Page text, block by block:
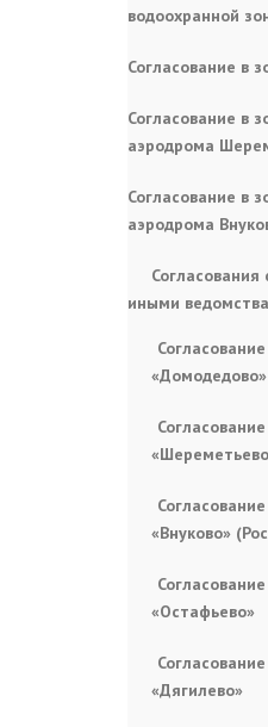
водоохранной
Согласование в
Согласование в
аэродрома
Согласование в
аэродрома
Согласования
иными
«Внуково»
«Остафьево»
«Дягилево»